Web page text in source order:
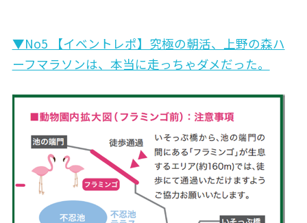
▼No5 【イベントレポ】究極の朝活、上野の森ハ
ーフマラソンは、本当に走っちゃダメだった。